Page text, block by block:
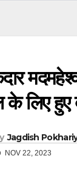
के लिए हुए
Jagdish
NOV 22, 2023